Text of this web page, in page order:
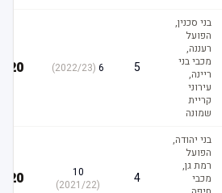
בני סכנין,
הפועל
רעננה,
מכבי בני
ריינה,
עירוני
קריית
שמונה
2022/23
)
20
בני יהודה,
הפועל
רמת גן,
מכבי
10
2021/22
)
20